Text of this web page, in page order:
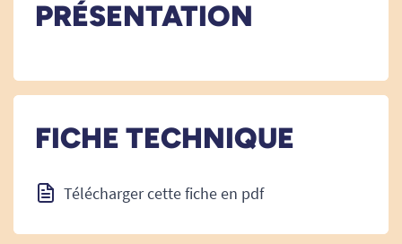
PRÉSENTATION
FICHE TECHNIQUE
Télécharger cette fiche en pdf